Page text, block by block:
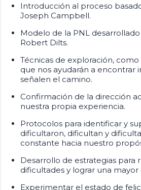
Introducción al proceso
Joseph Campbell.
Modelo de la PNL
Robert Dilts.
Técnicas de exploración,
que nos ayudarán a encontrar
señalen el camino.
Confirmación de la dirección
nuestra propia experiencia.
Protocolos para identificar y
dificultaron, dificultan y
constante hacia nuestro
Desarrollo de estrategias para
dificultades y lograr una
Experimentar el estado de